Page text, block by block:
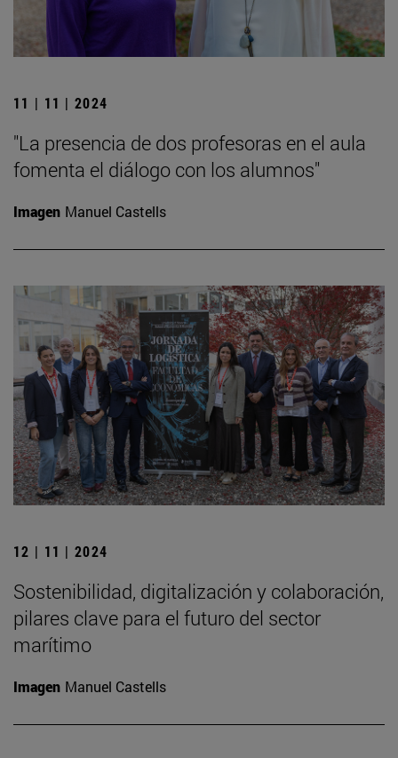
11 | 11 | 2024
"La presencia de dos profesoras en el aula
fomenta el diálogo con los alumnos"
Imagen Manuel Castells
12 | 11 | 2024
Sostenibilidad, digitalización y colaboración,
pilares clave para el futuro del sector
marítimo
Imagen Manuel Castells